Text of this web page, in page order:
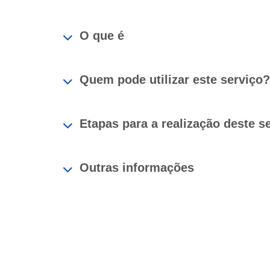
O que é
Quem pode utilizar este serviço?
Etapas para a realização deste
Outras informações